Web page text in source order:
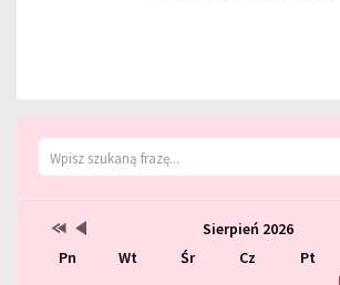
Wyszukiwarka
Kalendarz Lista
wydarzeń
Sierpień 2026Brak
w
Przestaw
na
Przestaw
na
Pn Wt Śr Cz Pt